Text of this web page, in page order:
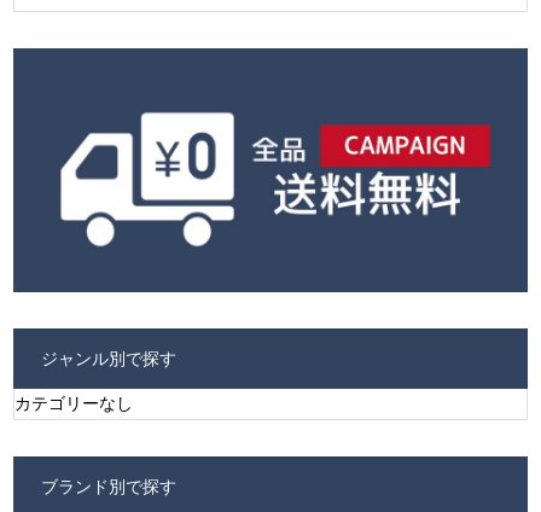
ジャンル別で探す
カテゴリーなし
ブランド別で探す